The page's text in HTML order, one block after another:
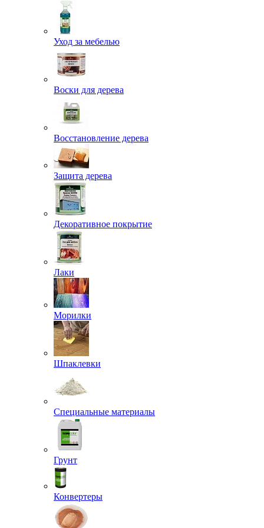
Уход за мебелью
Воски для дерева
Восстановление дерева
Защита дерева
Декоративное покрытие
Лаки
Морилки
Шпаклевки
Специальные материалы
Грунт
Конвертеры